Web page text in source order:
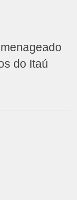
do Itaú